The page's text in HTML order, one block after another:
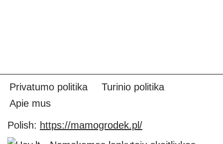
Privatumo politika
Turinio politika
Apie mus
Polish: https://mamogrodek.pl/